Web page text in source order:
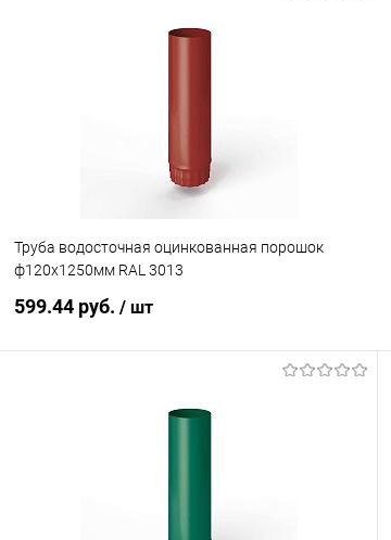
Труба водосточная оцинкованная порошок
ф120х1250мм RAL 3013
599.44 руб. / шт